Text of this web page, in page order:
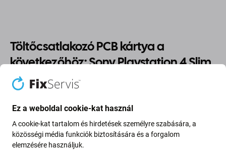
Töltőcsatlakozó PCB kártya a
következőhöz: Sony Playstation 4 Slim
Ha Sony Playstation 4 Slim eszköze leállt
akkor erre az alkatrészre van szüksége
Alkatrészek minősége
Ez a weboldal cookie-kat használ
A cookie-kat tartalom és hirdetések személyre szabására, a
közösségi média funkciók biztosítására és a forgalom
elemzésére használjuk.